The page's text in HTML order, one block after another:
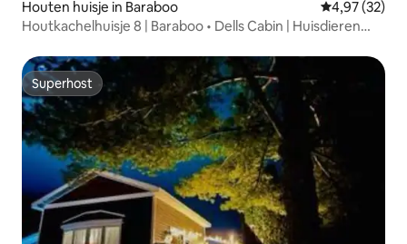
Houten huisje in Baraboo Gemiddelde
4,97 (32)
Houtkachelhuisje 8 | Baraboo • Dells Cabin | Huisdieren
Superhost
Superhost